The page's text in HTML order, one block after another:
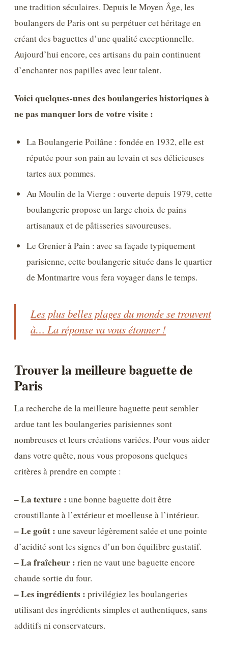
une tradition séculaires. Depuis le Moyen Âge, les
boulangers de Paris ont su perpétuer cet héritage en
créant des baguettes d’une qualité exceptionnelle.
Aujourd’hui encore, ces artisans du pain continuent
d’enchanter nos papilles avec leur talent.
Voici quelques-unes des boulangeries historiques à
ne pas manquer lors de votre visite :
La Boulangerie Poilâne : fondée en 1932, elle est
réputée pour son pain au levain et ses délicieuses
tartes aux pommes.
Au Moulin de la Vierge : ouverte depuis 1979, cette
boulangerie propose un large choix de pains
artisanaux et de pâtisseries savoureuses.
Le Grenier à Pain : avec sa façade typiquement
parisienne, cette boulangerie située dans le quartier
de Montmartre vous fera voyager dans le temps.
Les plus belles plages du monde se trouvent
à… La réponse va vous étonner !
Trouver la meilleure baguette de
Paris
La recherche de la meilleure baguette peut sembler
ardue tant les boulangeries parisiennes sont
nombreuses et leurs créations variées. Pour vous aider
dans votre quête, nous vous proposons quelques
critères à prendre en compte :
– La texture : une bonne baguette doit être
croustillante à l’extérieur et moelleuse à l’intérieur.
– Le goût : une saveur légèrement salée et une pointe
d’acidité sont les signes d’un bon équilibre gustatif.
– La fraîcheur : rien ne vaut une baguette encore
chaude sortie du four.
– Les ingrédients : privilégiez les boulangeries
utilisant des ingrédients simples et authentiques, sans
additifs ni conservateurs.